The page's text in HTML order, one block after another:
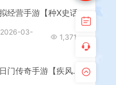
2026-03-
1,371
白日门传奇手游【疾风剑魂】最新整理Win一键即玩服务端+安卓+GM后台+详细搭建教程